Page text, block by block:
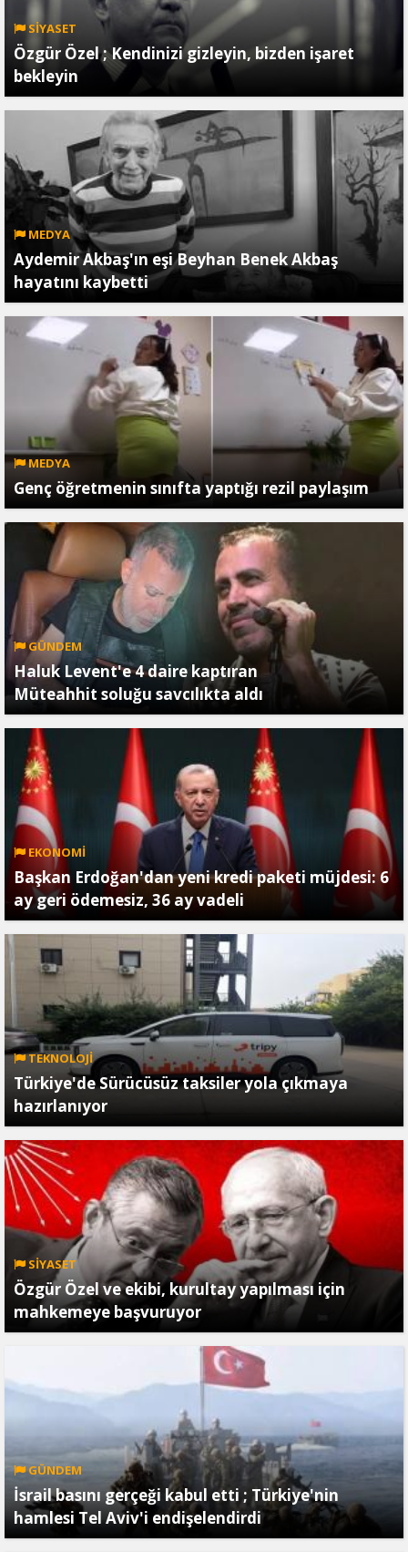
SİYASET
Özgür Özel ; Kendinizi gizleyin, bizden işaret
bekleyin
MEDYA
Aydemir Akbaş'ın eşi Beyhan Benek Akbaş
hayatını kaybetti
MEDYA
Genç öğretmenin sınıfta yaptığı rezil paylaşım
GÜNDEM
Haluk Levent'e 4 daire kaptıran
Müteahhit soluğu savcılıkta aldı
EKONOMİ
Başkan Erdoğan'dan yeni kredi paketi müjdesi: 6
ay geri ödemesiz, 36 ay vadeli
TEKNOLOJİ
Türkiye'de Sürücüsüz taksiler yola çıkmaya
hazırlanıyor
SİYASET
Özgür Özel ve ekibi, kurultay yapılması için
mahkemeye başvuruyor
GÜNDEM
İsrail basını gerçeği kabul etti ; Türkiye'nin
hamlesi Tel Aviv'i endişelendirdi